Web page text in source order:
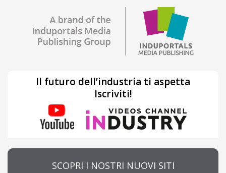
Il futuro dell’industria ti aspetta
Iscriviti!
SCOPRI I NOSTRI NUOVI SITI